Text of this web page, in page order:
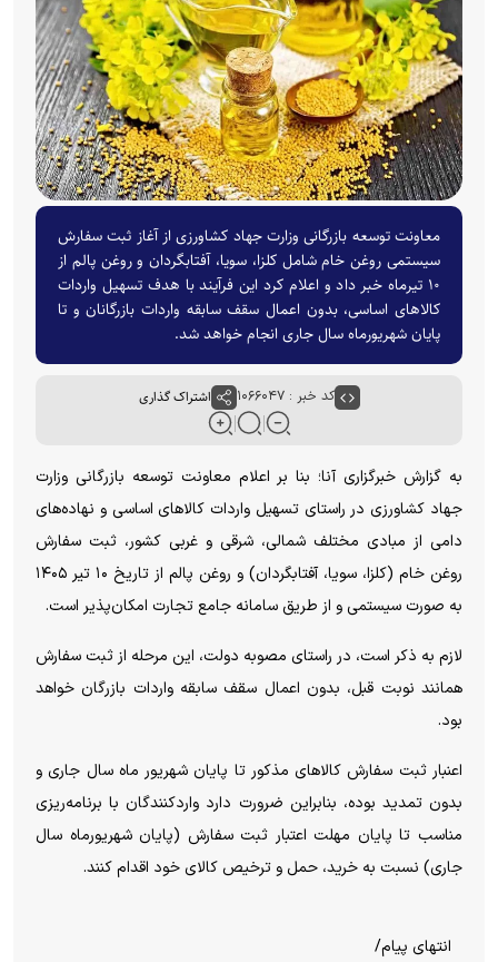
معاونت توسعه بازرگانی وزارت جهاد کشاورزی از آغاز ثبت سفارش
سیستمی روغن خام شامل کلزا، سویا، آفتابگردان و روغن پالم از
۱۰ تیرماه خبر داد و اعلام کرد این فرآیند با هدف تسهیل واردات
کالاهای اساسی، بدون اعمال سقف سابقه واردات بازرگانان و تا
پایان شهریورماه سال جاری انجام خواهد شد.
کد خبر : ۱۰۶۶۰۴۷ اشتراک گذاری
به گزارش خبرگزاری آنا؛ بنا بر اعلام معاونت توسعه بازرگانی وزارت
جهاد کشاورزی در راستای تسهیل واردات کالا‌های اساسی و نهاده‌های
دامی از مبادی مختلف شمالی، شرقی و غربی کشور، ثبت سفارش
روغن خام (کلزا، سویا، آفتابگردان) و روغن پالم از تاریخ ۱۰ تیر ۱۴۰۵
به صورت سیستمی و از طریق سامانه جامع تجارت امکان‌پذیر است.
لازم به ذکر است، در راستای مصوبه دولت، این مرحله از ثبت سفارش
همانند نوبت قبل، بدون اعمال سقف سابقه واردات بازرگان خواهد
بود.
اعنبار ثبت سفارش کالا‌های مذکور تا پایان شهریور ماه سال جاری و
بدون تمدید بوده، بنابراین ضرورت دارد واردکنندگان با برنامه‌ریزی
مناسب تا پایان مهلت اعتبار ثبت سفارش (پایان شهریورماه سال
جاری) نسبت به خرید، حمل و ترخیص کالای خود اقدام کنند.
انتهای پیام/